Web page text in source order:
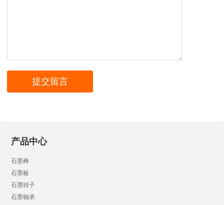
产品中心
石墨棒
石墨板
石墨转子
石墨轴承